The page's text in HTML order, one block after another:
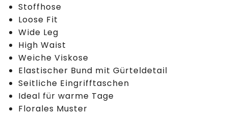
Stoffhose
Loose Fit
Wide Leg
High Waist
Weiche Viskose
Elastischer Bund mit Gürteldetail
Seitliche Eingrifftaschen
Ideal für warme Tage
Florales Muster